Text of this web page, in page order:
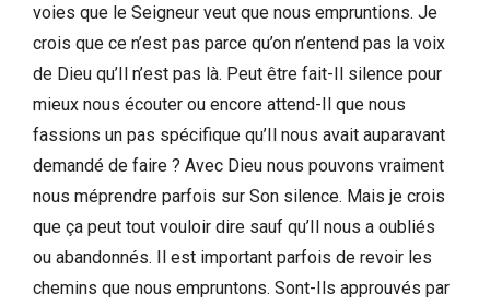
voies que le Seigneur veut que nous empruntions. Je
crois que ce n’est pas parce qu’on n’entend pas la voix
de Dieu qu’Il n’est pas là. Peut être fait-Il silence pour
mieux nous écouter ou encore attend-Il que nous
fassions un pas spécifique qu’Il nous avait auparavant
demandé de faire ? Avec Dieu nous pouvons vraiment
nous méprendre parfois sur Son silence. Mais je crois
que ça peut tout vouloir dire sauf qu’Il nous a oubliés
ou abandonnés. Il est important parfois de revoir les
chemins que nous empruntons. Sont-Ils approuvés par